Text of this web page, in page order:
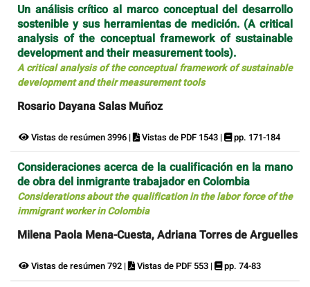
Un análisis crítico al marco conceptual del desarrollo
sostenible y sus herramientas de medición. (A critical
analysis of the conceptual framework of sustainable
development and their measurement tools).
A critical analysis of the conceptual framework of sustainable
development and their measurement tools
Rosario Dayana Salas Muñoz
Vistas de resúmen 3996 | Vistas de PDF 1543 | pp. 171-184
Consideraciones acerca de la cualificación en la mano
de obra del inmigrante trabajador en Colombia
Considerations about the qualification in the labor force of the
immigrant worker in Colombia
Milena Paola Mena-Cuesta, Adriana Torres de Arguelles
Vistas de resúmen 792 | Vistas de PDF 553 | pp. 74-83